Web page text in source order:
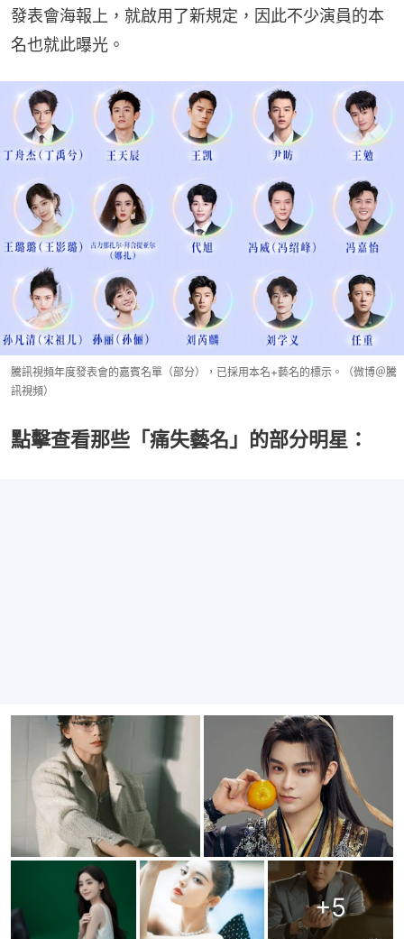
發表會海報上，就啟用了新規定，因此不少演員的本
名也就此曝光。
騰訊視頻年度發表會的嘉賓名單（部分），已採用本名+藝名的標示。（微博＠騰
訊視頻）
點擊查看那些「痛失藝名」的部分明星：
+5